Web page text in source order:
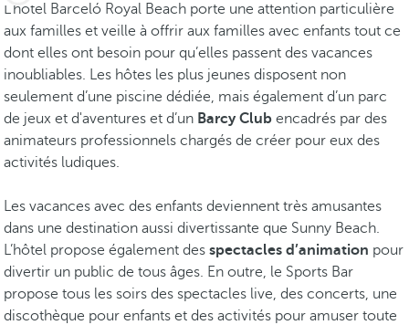
L’hôtel Barceló Royal Beach porte une attention particulière
aux familles et veille à offrir aux familles avec enfants tout ce
dont elles ont besoin pour qu’elles passent des vacances
inoubliables. Les hôtes les plus jeunes disposent non
seulement d’une piscine dédiée, mais également d’un parc
de jeux et d'aventures et d’un Barcy Club encadrés par des
animateurs professionnels chargés de créer pour eux des
activités ludiques.
Les vacances avec des enfants deviennent très amusantes
dans une destination aussi divertissante que Sunny Beach.
L’hôtel propose également des spectacles d’animation pour
divertir un public de tous âges. En outre, le Sports Bar
propose tous les soirs des spectacles live, des concerts, une
discothèque pour enfants et des activités pour amuser toute